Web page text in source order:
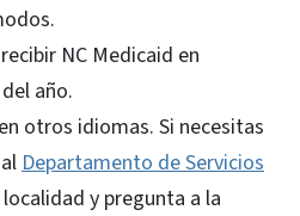
NC Medicaid en
año.
otros idiomas. Si necesitas
Departamento de Servicios
y pregunta a la